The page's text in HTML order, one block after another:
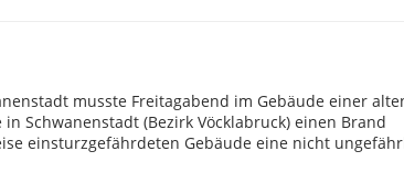
musste Freitagabend im Gebäude einer
Schwanenstadt (Bezirk Vöcklabruck) einen Brand
einsturzgefährdeten Gebäude eine nicht